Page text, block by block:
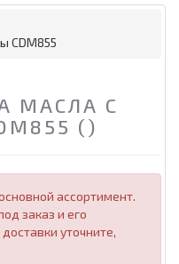
CDM855
МАСЛА С
()
ассортимент.
заказ и его
уточните,